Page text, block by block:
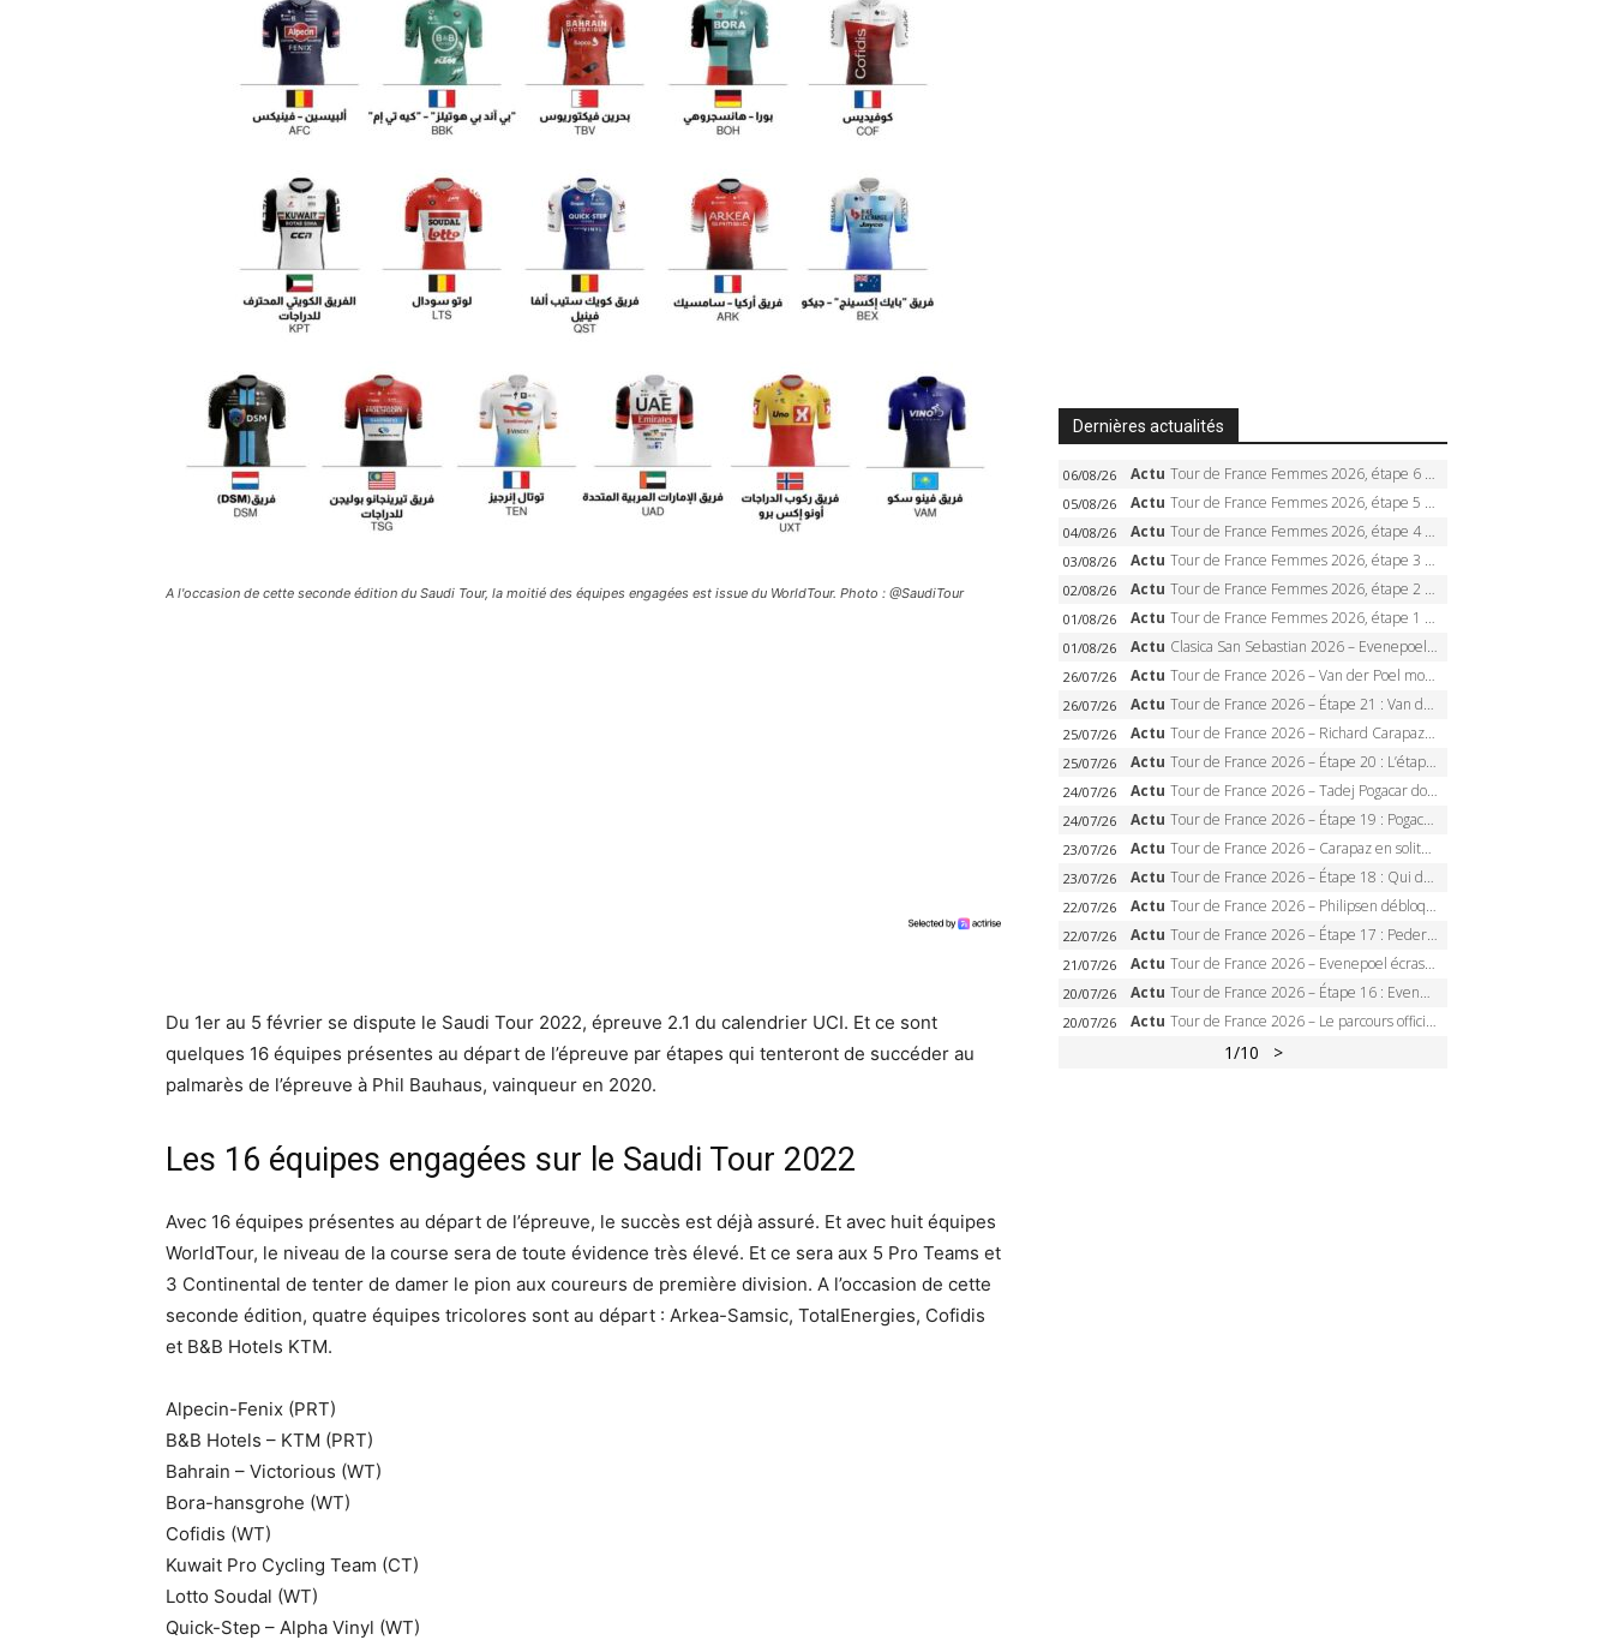
A l'occasion de cette seconde édition du Saudi Tour, la moitié des équipes engagées est issue du WorldTour. Photo : @SaudiTour
Du 1er au 5 février se dispute le Saudi Tour 2022, épreuve 2.1 du calendrier UCI. Et ce sont
quelques 16 équipes présentes au départ de l’épreuve par étapes qui tenteront de succéder au
palmarès de l’épreuve à Phil Bauhaus, vainqueur en 2020.
Les 16 équipes engagées sur le Saudi Tour 2022
Avec 16 équipes présentes au départ de l’épreuve, le succès est déjà assuré. Et avec huit équipes
WorldTour, le niveau de la course sera de toute évidence très élevé. Et ce sera aux 5 Pro Teams et
3 Continental de tenter de damer le pion aux coureurs de première division. A l’occasion de cette
seconde édition, quatre équipes tricolores sont au départ : Arkea-Samsic, TotalEnergies, Cofidis
et B&B Hotels KTM.
Alpecin-Fenix (PRT)
B&B Hotels – KTM (PRT)
Bahrain – Victorious (WT)
Bora-hansgrohe (WT)
Cofidis (WT)
Kuwait Pro Cycling Team (CT)
Lotto Soudal (WT)
Quick-Step – Alpha Vinyl (WT)
Dernières actualités
06/08/26 Actu Tour de France Femmes 2026, étape 6 – Kim Le Court-Pienaar gagne à Tournon, Reusser en jaune
05/08/26 Actu Tour de France Femmes 2026, étape 5 – Demi Vollering gagne à Belleville, Reusser en jaune, Ferrand-Prévot coule
04/08/26 Actu Tour de France Femmes 2026, étape 4 – Marlen Reusser écrase le chrono, Ferrand-Prévot en crise
03/08/26 Actu Tour de France Femmes 2026, étape 3 – Sigrid Haugset en solitaire, 88 km d’échappée, maillot jaune
02/08/26 Actu Tour de France Femmes 2026, étape 2 – Lorena Wiebes doublé à Genève, Markus héroïque, 7e record
01/08/26 Actu Tour de France Femmes 2026, étape 1 – Lorena Wiebes intouchable à Lausanne, premier maillot jaune
01/08/26 Actu Clasica San Sebastian 2026 – Evenepoel recordman, 4e victoire, Carapaz battu au sprint
26/07/26 Actu Tour de France 2026 – Van der Poel monumental à Paris, Pogacar égale le record des cinq sacres
26/07/26 Actu Tour de France 2026 – Étape 21 : Van der Poel, Pogacar, qui succédera à Wout van Aert sur les Champs-Elysées ?
25/07/26 Actu Tour de France 2026 – Richard Carapaz roi des Alpes, doublé et maillot à pois, Seixas perd le podium
25/07/26 Actu Tour de France 2026 – Étape 20 : L’étape reine, Galibier, Sarenne, Alpe d’Huez, qui succédera à Pogacar ?
24/07/26 Actu Tour de France 2026 – Tadej Pogacar dompte l’Alpe d’Huez, 5e victoire, record de Pantani pulvérisé
24/07/26 Actu Tour de France 2026 – Étape 19 : Pogacar peut-il enfin dompter l’Alpe d’Huez ?
23/07/26 Actu Tour de France 2026 – Carapaz en solitaire à Orcières-Merlette, Paret-Peintre à un point du maillot à pois
23/07/26 Actu Tour de France 2026 – Étape 18 : Qui domptera Orcières-Merlette, première marche vers l’Alpe d’Huez ?
22/07/26 Actu Tour de France 2026 – Philipsen débloque son compteur à Voiron, Pedersen en danger pour le maillot vert
22/07/26 Actu Tour de France 2026 – Étape 17 : Pedersen peut-il verrouiller le maillot vert à Voiron ?
21/07/26 Actu Tour de France 2026 – Evenepoel écrase le chrono d’Évian, Seixas 4e, Lipowitz abandonne
20/07/26 Actu Tour de France 2026 – Étape 16 : Evenepoel, Pogacar, Ganna… qui domptera le chrono d’Évian pour redessiner le podium ?
20/07/26 Actu Tour de France 2026 – Le parcours officiel complet : 21 étapes, profils, carte et dates
1/10 >